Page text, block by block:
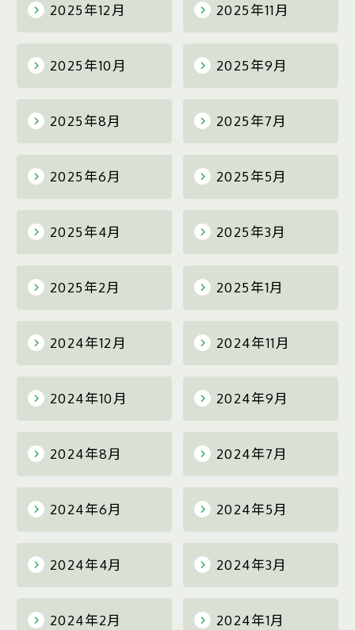
2025年12月 2025年11月
2025年10月 2025年9月
2025年8月 2025年7月
2025年6月 2025年5月
2025年4月 2025年3月
2025年2月 2025年1月
2024年12月 2024年11月
2024年10月 2024年9月
2024年8月 2024年7月
2024年6月 2024年5月
2024年4月 2024年3月
2024年2月 2024年1月